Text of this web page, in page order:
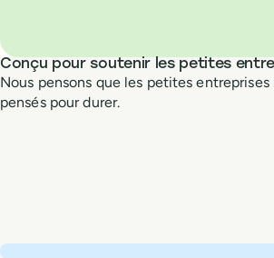
Conçu pour soutenir les petites
Nous pensons que les petites
pensés pour durer.